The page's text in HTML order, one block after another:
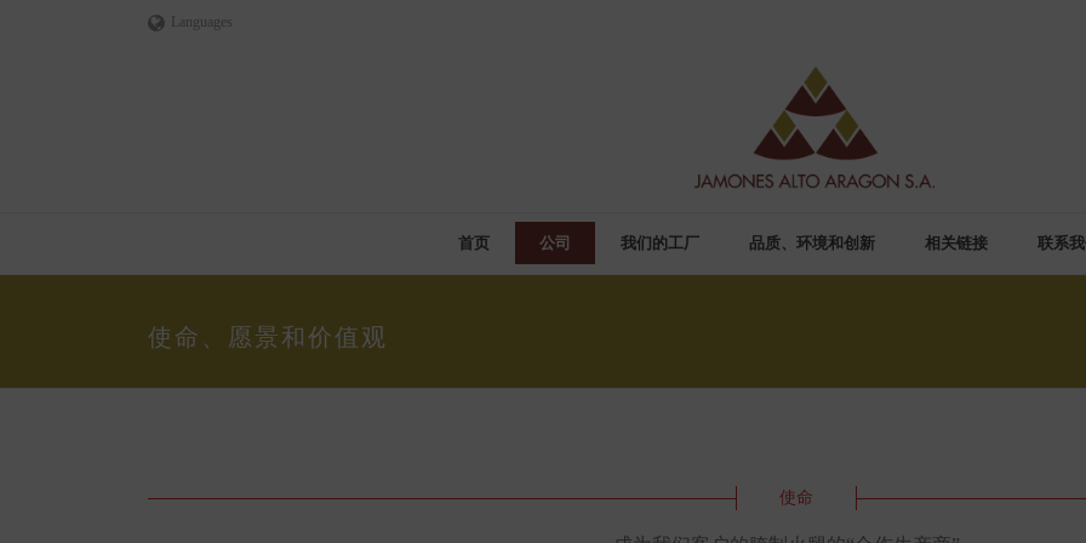
Languages
首页 公司 我们的工厂 品质、环境和创新 相关链接 联系
使命、愿景和价值观
使命